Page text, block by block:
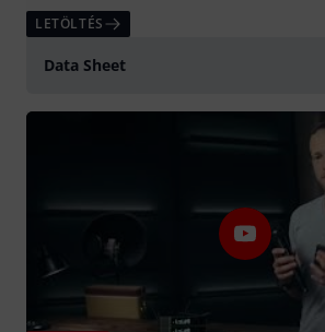
LETÖLTÉS
Data Sheet